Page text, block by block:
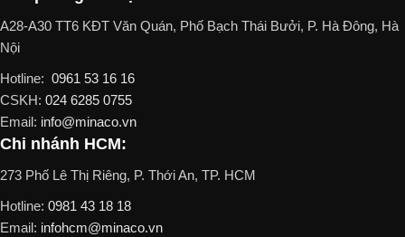
A28-A30 TT6 KĐT Văn Quán, Phố Bạch Thái Bưởi, P. Hà Đông, Hà
Nội
Hotline: 0961 53 16 16
CSKH: 024 6285 0755
Email: info@minaco.vn
Chi nhánh HCM:
273 Phố Lê Thị Riêng, P. Thới An, TP. HCM
Hotline: 0981 43 18 18
Email: infohcm@minaco.vn